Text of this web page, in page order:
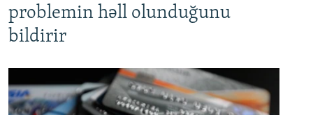
problemin həll olunduğunu
bildirir